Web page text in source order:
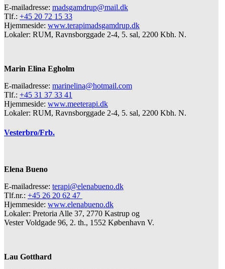
E-mailadresse: madsgamdrup@mail.dk
Tlf.: +45 20 72 15 33
Hjemmeside: www.terapimadsgamdrup.dk
Lokaler: RUM, Ravnsborggade 2-4, 5. sal, 2200 Kbh. N.
Marin Elina Egholm
E-mailadresse: marinelina@hotmail.com
Tlf.: +45 31 37 33 41
Hjemmeside: www.meeterapi.dk
Lokaler: RUM, Ravnsborggade 2-4, 5. sal, 2200 Kbh. N.
Vesterbro/Frb.
Elena Bueno
E-mailadresse: terapi@elenabueno.dk
Tlf.nr.: +45 26 20 62 47
Hjemmeside: www.elenabueno.dk
Lokaler: Pretoria Alle 37, 2770 Kastrup og
Vester Voldgade 96, 2. th., 1552 København V.
Lau Gotthard